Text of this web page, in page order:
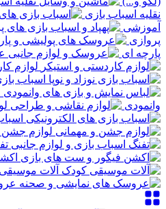
نقلیه اسباب بازی
آموزشی
پروازی
پارچه ای
لوازم
اسباب
وانمودی
لوازم جشن
آلات